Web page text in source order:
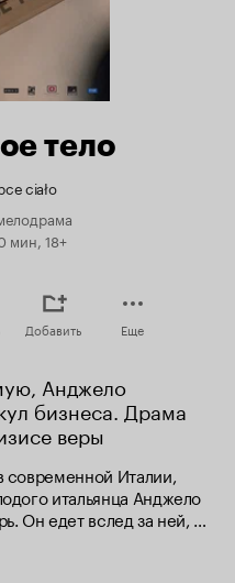
тело
ciało
мин, 18+
Добавить Еще
Анджело
бизнеса. Драма
веры
современной Италии,
итальянца Анджело
Он едет вслед за ней,
энергетическую
и они смогут быть